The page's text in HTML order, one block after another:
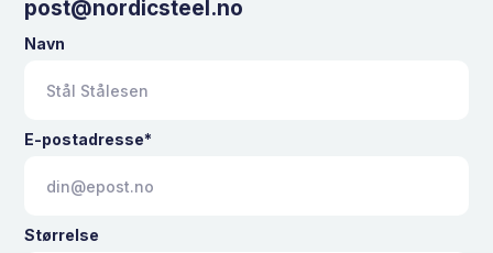
post@nordicsteel.no
Navn
E-postadresse*
Størrelse